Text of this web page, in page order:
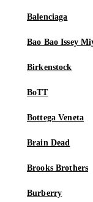
Balenciaga
Bao Bao Issey
Birkenstock
BoTT
Bottega Veneta
Brain Dead
Brooks Brothers
Burberry